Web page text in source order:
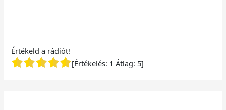
Értékeld a rádiót!
[Értékelés: 1 Átlag: 5]